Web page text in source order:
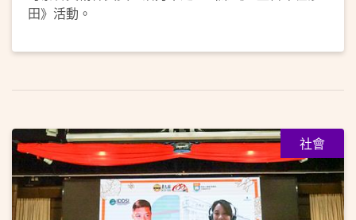
田》活動。
社會